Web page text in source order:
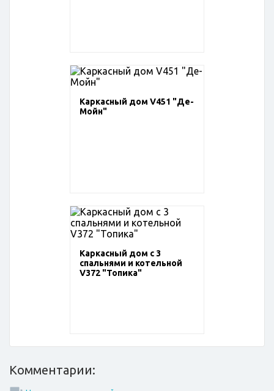
Каркасный дом V451 "Де-
Мойн"
Каркасный дом с 3
спальнями и котельной
V372 "Топика"
Комментарии: